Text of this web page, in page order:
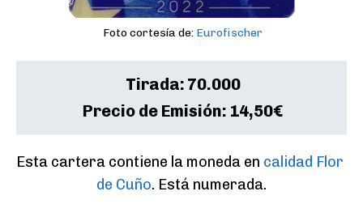
Foto cortesía de: Eurofischer
Tirada: 70.000
Precio de Emisión: 14,50€
Esta cartera contiene la moneda en calidad Flor
de Cuño. Está numerada.